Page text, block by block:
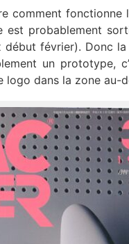
comment
est probablement
février). Donc
un prototype,
logo dans la zone au-